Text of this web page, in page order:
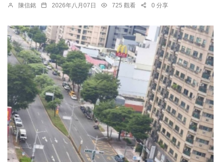
陳信銘 2026年八月07日 725 觀看 0 分享